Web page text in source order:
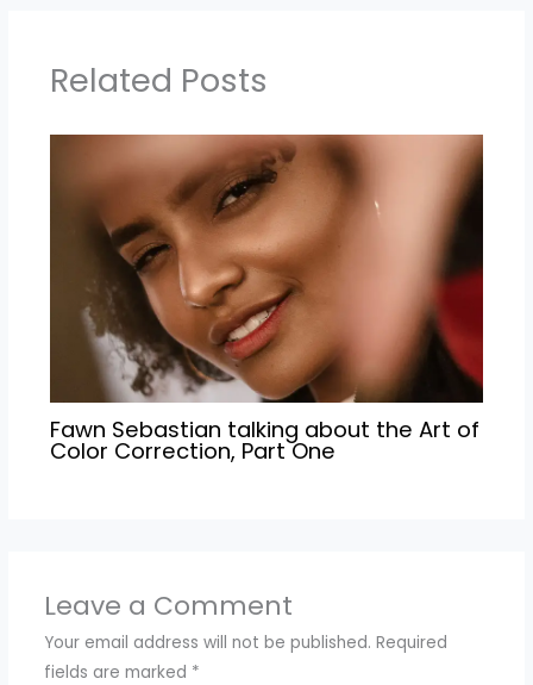
Related Posts
Fawn Sebastian talking about the Art of
Color Correction, Part One
Leave a Comment
Your email address will not be published. Required
fields are marked *